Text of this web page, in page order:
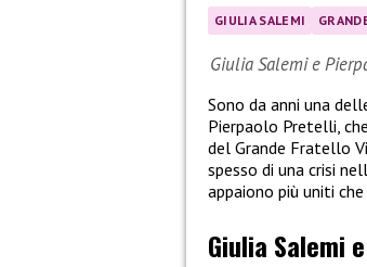
GIULIA SALEMI
Giulia Salemi e
Sono da anni una
Pierpaolo Pretelli,
del Grande Fratello
spesso di una crisi
appaiono più uniti che
Giulia Salemi